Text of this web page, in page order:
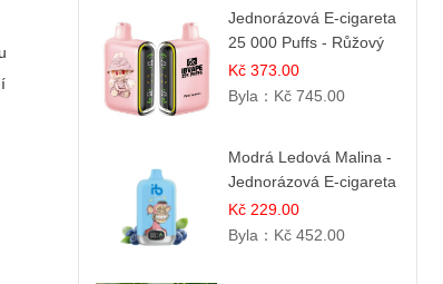
Jednorázová E-cigareta
25 000 Puffs - Růžový
Citrón
Kč 373.00
Byla： Kč 745.00
Modrá Ledová Malina -
Jednorázová E-cigareta
12 000 šluků |
Osvěžující Bobulová
Kč 229.00
Byla： Kč 452.00